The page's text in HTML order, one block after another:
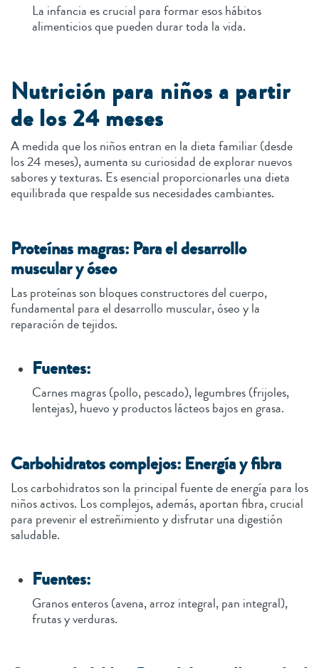
La infancia es crucial para formar esos hábitos
alimenticios que pueden durar toda la vida.
Nutrición para niños a partir
de los 24 meses
A medida que los niños entran en la dieta familiar (desde
los 24 meses), aumenta su curiosidad de explorar nuevos
sabores y texturas. Es esencial proporcionarles una dieta
equilibrada que respalde sus necesidades cambiantes.
Proteínas magras: Para el desarrollo
muscular y óseo
Las proteínas son bloques constructores del cuerpo,
fundamental para el desarrollo muscular, óseo y la
reparación de tejidos.
Fuentes:
Carnes magras (pollo, pescado), legumbres (frijoles,
lentejas), huevo y productos lácteos bajos en grasa.
Carbohidratos complejos: Energía y fibra
Los carbohidratos son la principal fuente de energía para los
niños activos. Los complejos, además, aportan fibra, crucial
para prevenir el estreñimiento y disfrutar una digestión
saludable.
Fuentes:
Granos enteros (avena, arroz integral, pan integral),
frutas y verduras.